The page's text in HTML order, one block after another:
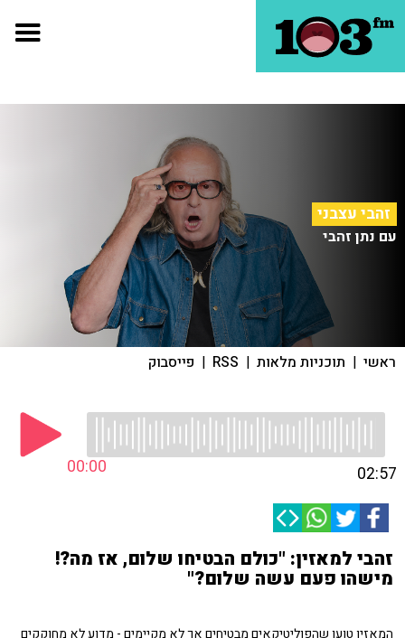
זהבי עצבני
עם נתן זהבי
ראשי | תוכניות מלאות |
RSS
| פייסבוק
00:00 02:57
זהבי למאזין: "כולם הבטיחו שלום, אז מה?!
מישהו פעם עשה שלום?"
המאזין טוען שהפוליטיקאים מבטיחים אך לא מקיימים - מדוע לא מחוקקים